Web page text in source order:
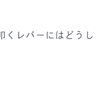
くレバーにはどうし